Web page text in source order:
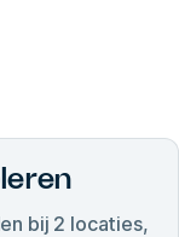
bij 2 locaties,